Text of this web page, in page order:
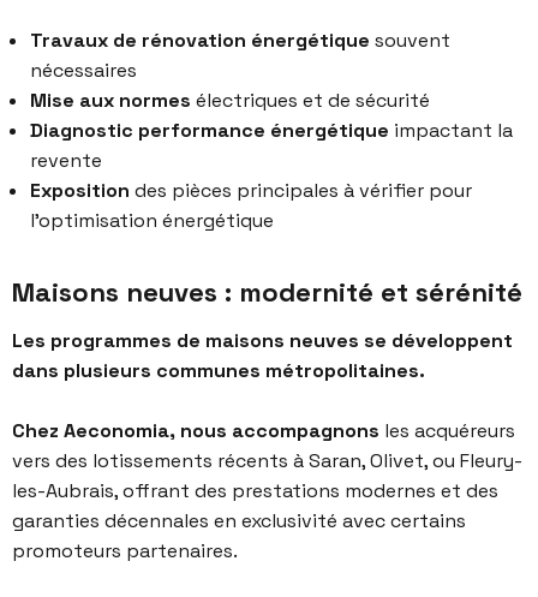
Travaux de rénovation énergétique souvent
nécessaires
Mise aux normes électriques et de sécurité
Diagnostic performance énergétique impactant la
revente
Exposition des pièces principales à vérifier pour
l’optimisation énergétique
Maisons neuves : modernité et sérénité
Les programmes de maisons neuves se développent
dans plusieurs communes métropolitaines.
Chez Aeconomia, nous accompagnons les acquéreurs
vers des lotissements récents à Saran, Olivet, ou Fleury-
les-Aubrais, offrant des prestations modernes et des
garanties décennales en exclusivité avec certains
promoteurs partenaires.